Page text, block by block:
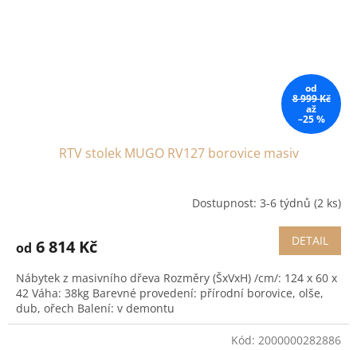
od
8 999 Kč
až
–25 %
RTV stolek MUGO RV127 borovice masiv
Dostupnost: 3-6 týdnů (2 ks)
od 6 814 Kč DETAIL
Nábytek z masivního dřeva Rozměry (ŠxVxH) /cm/: 124 x 60 x
42 Váha: 38kg Barevné provedení: přírodní borovice, olše,
dub, ořech Balení: v demontu
Kód: 2000000282886